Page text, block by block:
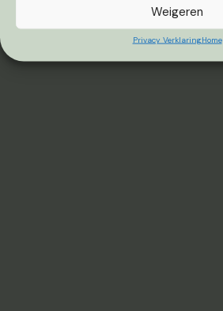
Weigeren
Privacy VerklaringHome